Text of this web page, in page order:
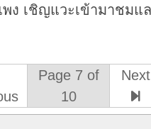
ง เชิญแวะเข้ามาชมแ
Page 7 of
10
Next